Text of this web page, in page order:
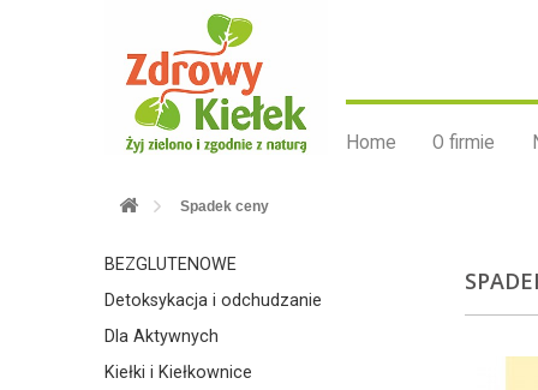
Home O firmie
Spadek ceny
BEZGLUTENOWE
Detoksykacja i odchudzanie
Dla Aktywnych
Kiełki i Kiełkownice